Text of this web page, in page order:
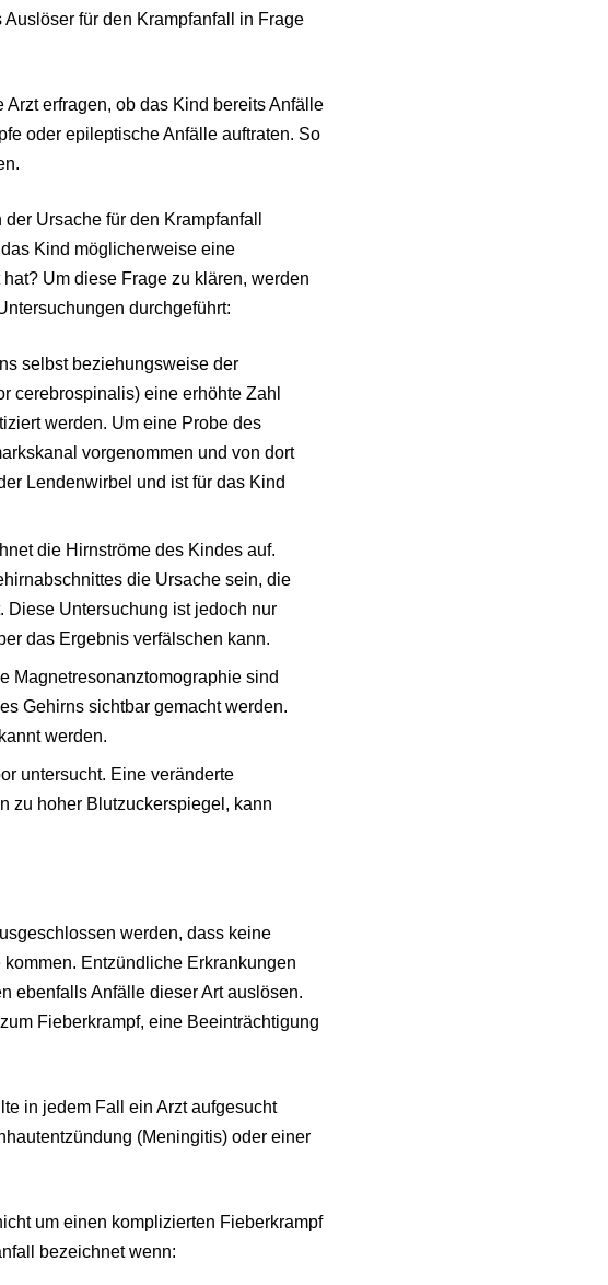
für den Krampfanfall in Frage
erfragen, ob das Kind bereits Anfälle
oder epileptische Anfälle auftraten. So
Ursache für den Krampfanfall
Kind möglicherweise eine
Um diese Frage zu klären, werden
durchgeführt:
selbst beziehungsweise der
cerebrospinalis) eine erhöhte Zahl
werden. Um eine Probe des
vorgenommen und von dort
Lendenwirbel und ist für das Kind
die Hirnströme des Kindes auf.
die Ursache sein, die
Diese Untersuchung ist jedoch nur
das Ergebnis verfälschen kann.
Magnetresonanztomographie sind
Gehirns sichtbar gemacht werden.
werden.
untersucht. Eine veränderte
zu hoher Blutzuckerspiegel, kann
werden, dass keine
Entzündliche Erkrankungen
ebenfalls Anfälle dieser Art auslösen.
Fieberkrampf, eine Beeinträchtigung
in jedem Fall ein Arzt aufgesucht
(Meningitis) oder einer
um einen komplizierten Fieberkrampf
bezeichnet wenn: